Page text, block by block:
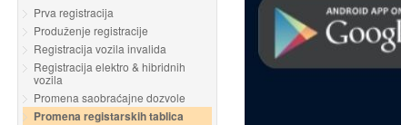
Prva registracija
Produženje registracije
Registracija vozila invalida
Registracija elektro & hibridnih
vozila
Promena saobraćajne dozvole
Promena registarskih tablica